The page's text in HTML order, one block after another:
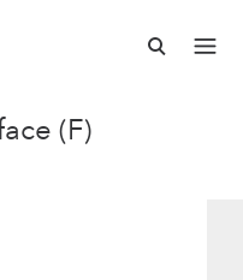
(F)